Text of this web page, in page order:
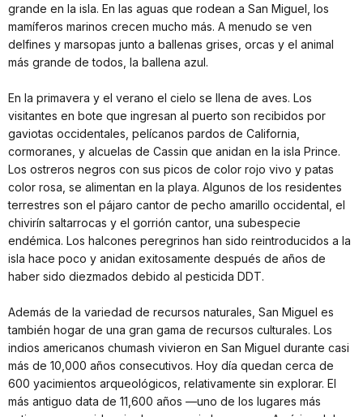
grande en la isla. En las aguas que rodean a San Miguel, los
mamíferos marinos crecen mucho más. A menudo se ven
delfines y marsopas junto a ballenas grises, orcas y el animal
más grande de todos, la ballena azul.
En la primavera y el verano el cielo se llena de aves. Los
visitantes en bote que ingresan al puerto son recibidos por
gaviotas occidentales, pelícanos pardos de California,
cormoranes, y alcuelas de Cassin que anidan en la isla Prince.
Los ostreros negros con sus picos de color rojo vivo y patas
color rosa, se alimentan en la playa. Algunos de los residentes
terrestres son el pájaro cantor de pecho amarillo occidental, el
chivirín saltarrocas y el gorrión cantor, una subespecie
endémica. Los halcones peregrinos han sido reintroducidos a la
isla hace poco y anidan exitosamente después de años de
haber sido diezmados debido al pesticida DDT.
Además de la variedad de recursos naturales, San Miguel es
también hogar de una gran gama de recursos culturales. Los
indios americanos chumash vivieron en San Miguel durante casi
más de 10,000 años consecutivos. Hoy día quedan cerca de
600 yacimientos arqueológicos, relativamente sin explorar. El
más antiguo data de 11,600 años —uno de los lugares más